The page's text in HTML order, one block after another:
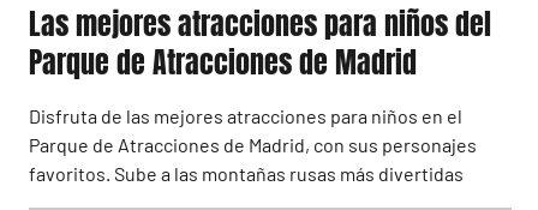
Las mejores atracciones para niños del
Parque de Atracciones de Madrid
Disfruta de las mejores atracciones para niños en el
Parque de Atracciones de Madrid, con sus personajes
favoritos. Sube a las montañas rusas más divertidas